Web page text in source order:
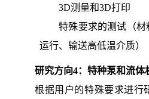
3D测量和3D打印
特殊要求的测试（
运行、输送高低温介质）
研究方向4：特种泵和流体
根据用户的特殊要求进行